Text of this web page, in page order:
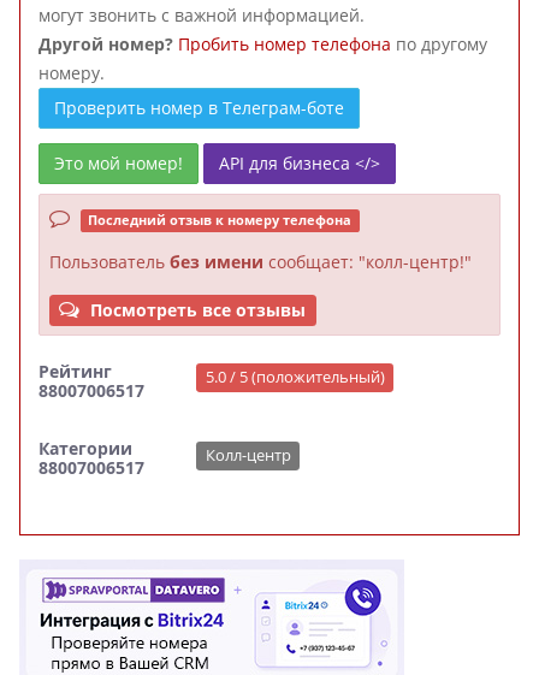
могут звонить с важной информацией.
Другой номер? Пробить номер телефона по другому
номеру.
Проверить номер в Телеграм-боте
Это мой номер! API для бизнеса </>
Последний отзыв к номеру телефона
Пользователь без имени сообщает: "колл-центр!"
Посмотреть все отзывы
Рейтинг
88007006517
5.0 / 5 (положительный)
Категории
88007006517
Колл-центр